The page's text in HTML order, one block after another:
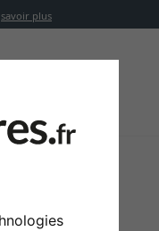
savoir plus